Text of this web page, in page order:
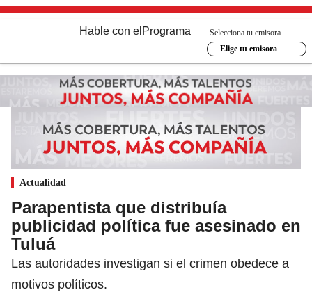
Hable con el Programa
Selecciona tu emisora
Elige tu emisora
Actualidad
Parapentista que distribuía
publicidad política fue asesinado en
Tuluá
Las autoridades investigan si el crimen obedece a
motivos políticos.